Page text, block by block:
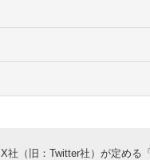
社（旧：Twitter社）が定める「